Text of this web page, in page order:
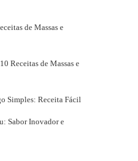
de Massas e
Receitas de Massas e
Simples: Receita Fácil
Sabor Inovador e